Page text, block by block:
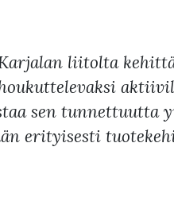
liitolta
sen tunnettuutta
erityisesti